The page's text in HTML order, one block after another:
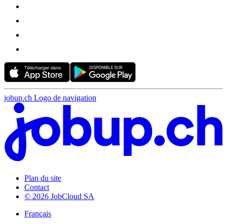
jobup.ch Logo de navigation
Plan du site
Contact
© 2026 JobCloud SA
Français